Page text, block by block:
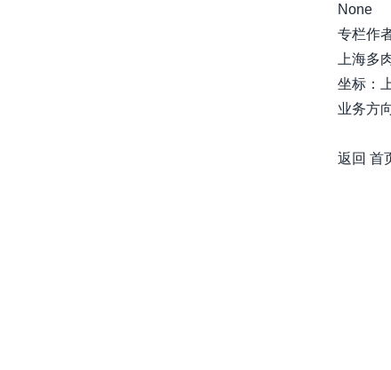
None
专栏作
上海多
坐标：
业务方
返回 首